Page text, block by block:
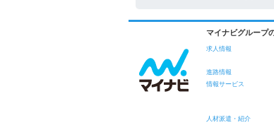
マイナビグループ
求人情報
進路情報
情報サービス
人材派遣・紹介